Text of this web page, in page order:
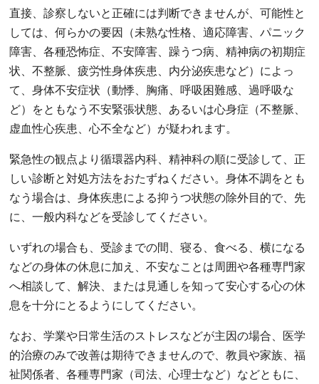
直接、診察しないと正確には判断できませんが、可能性と
しては、何らかの要因（未熟な性格、適応障害、パニック
障害、各種恐怖症、不安障害、躁うつ病、精神病の初期症
状、不整脈、疲労性身体疾患、内分泌疾患など）によっ
て、身体不安症状（動悸、胸痛、呼吸困難感、過呼吸な
ど）をともなう不安緊張状態、あるいは心身症（不整脈、
虚血性心疾患、心不全など）が疑われます。
緊急性の観点より循環器内科、精神科の順に受診して、正
しい診断と対処方法をおたずねください。身体不調をとも
なう場合は、身体疾患による抑うつ状態の除外目的で、先
に、一般内科などを受診してください。
いずれの場合も、受診までの間、寝る、食べる、横になる
などの身体の休息に加え、不安なことは周囲や各種専門家
へ相談して、解決、または見通しを知って安心する心の休
息を十分にとるようにしてください。
なお、学業や日常生活のストレスなどが主因の場合、医学
的治療のみで改善は期待できませんので、教員や家族、福
祉関係者、各種専門家（司法、心理士など）などともに、